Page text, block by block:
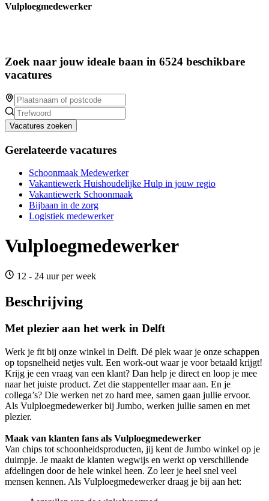
Vulploegmedewerker
Zoek naar jouw ideale baan in 6524 beschikbare
vacatures
Vacatures zoeken
Gerelateerde vacatures
Schoonmaak Medewerker
Vakantiewerk Huishoudelijke Hulp in jouw regio
Vakantiewerk Schoonmaak
Bijbaan in de zorg
Logistiek medewerker
Vulploegmedewerker
12 - 24 uur per week
Beschrijving
Met plezier aan het werk in Delft
Werk je fit bij onze winkel in Delft. Dé plek waar je onze schappen
op topsnelheid netjes vult. Een work-out waar je voor betaald krijgt!
Krijg je een vraag van een klant? Dan help je direct en loop je mee
naar het juiste product. Zet die stappenteller maar aan. En je
collega’s? Die werken net zo hard mee, samen gaan jullie ervoor.
Als Vulploegmedewerker bij Jumbo, werken jullie samen en met
plezier.
Maak van klanten fans als Vulploegmedewerker
Van chips tot schoonheidsproducten, jij kent de Jumbo winkel op je
duimpje. Je maakt de klanten wegwijs en werkt op verschillende
afdelingen door de hele winkel heen. Zo leer je heel snel veel
mensen kennen. Als Vulploegmedewerker draag je bij aan het: